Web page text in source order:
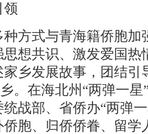
式与青海籍侨胞加
想共识、激发爱国热
乡发展故事，团结引
。在海北州“两弹一星
战部、省侨办“两弹
胞、归侨侨眷、留学